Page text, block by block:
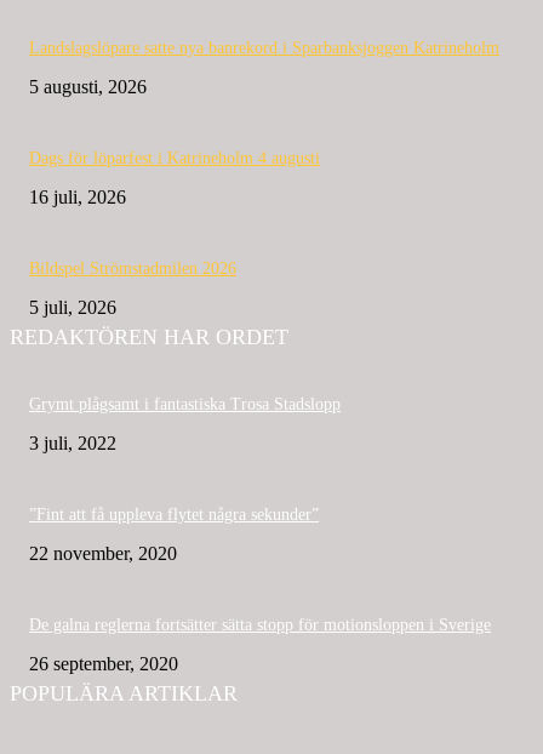
Landslagslöpare satte nya banrekord i Sparbanksjoggen Katrineholm
5 augusti, 2026
Dags för löparfest i Katrineholm 4 augusti
16 juli, 2026
Bildspel Strömstadmilen 2026
5 juli, 2026
REDAKTÖREN HAR ORDET
Grymt plågsamt i fantastiska Trosa Stadslopp
3 juli, 2022
”Fint att få uppleva flytet några sekunder”
22 november, 2020
De galna reglerna fortsätter sätta stopp för motionsloppen i Sverige
26 september, 2020
POPULÄRA ARTIKLAR